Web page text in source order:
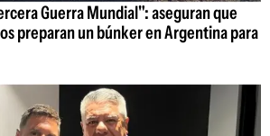
Guerra Mundial": aseguran que
preparan un búnker en Argentina para